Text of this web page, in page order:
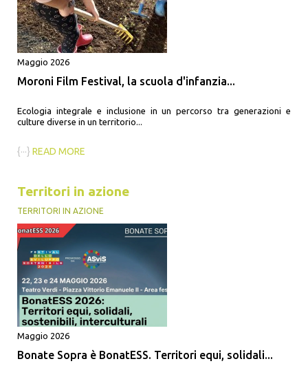
Maggio 2026
Moroni Film Festival, la scuola d'infanzia...
Ecologia integrale e inclusione in un percorso tra generazioni e
culture diverse in un territorio...
{···} READ MORE
Territori in azione
TERRITORI IN AZIONE
Maggio 2026
Bonate Sopra è BonatESS. Territori equi, solidali...